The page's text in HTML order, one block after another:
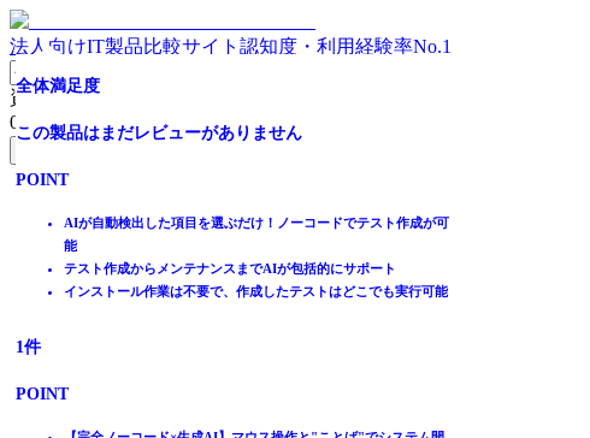
法人向けIT製品比較サイト 認知度・利用経験率No.1
資料請求リスト
0件
製品を探す
ランキングから探す
記事を読む
はじめての方へ
動画で学ぶ
ローコード開発プラットフォーム
全体満足度
☆☆☆☆☆
基幹業務システムの運用基盤としてグローバルで40年の実績
部品組み立て型の純国産ローコード開発プラットフォーム
全体満足度
☆☆☆☆☆
部品活用で高品質・標準化されたシステム開発
完全ノーコード×生成AIでDX推進！ JUST.DB 【無料トラ
★★★★★
1件
POINT
全体満足度
この製品はまだレビューがありません
POINT
AIが自動検出した項目を選ぶだけ！ノーコードでテスト作成が可
能
テスト作成からメンテナンスまでAIが包括的にサポート
インストール作業は不要で、作成したテストはどこでも実行可能